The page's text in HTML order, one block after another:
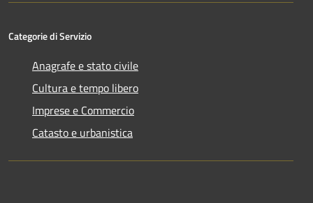
Categorie di Servizio
Anagrafe e stato civile
Cultura e tempo libero
Imprese e Commercio
Catasto e urbanistica